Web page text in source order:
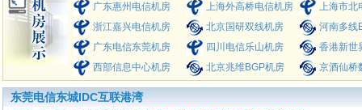
广东惠州电信机房
上海外高桥电信机房
上海市北
浙江嘉兴电信机房
北京国研双线机房
河南多线
广东电信东莞机房
四川电信乐山机房
香港新世
西部信息中心机房
北京兆维BGP机房 京酒仙桥
东莞电信东城IDC互联港湾